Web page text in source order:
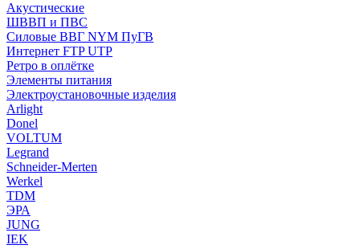
Акустические
ШВВП и ПВС
Силовые ВВГ NYM ПуГВ
Интернет FTP UTP
Ретро в оплётке
Элементы питания
Электроустановочные изделия
Arlight
Donel
VOLTUM
Legrand
Schneider-Merten
Werkel
TDM
ЭРА
JUNG
IEK